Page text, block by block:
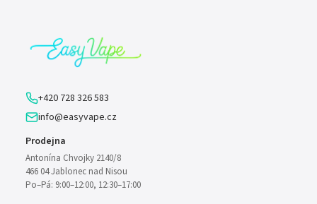
+420 728 326 583
info@easyvape.cz
Prodejna
Antonína Chvojky 2140/8
466 04 Jablonec nad Nisou
Po–Pá: 9:00–12:00, 12:30–17:00